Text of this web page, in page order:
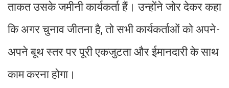
ताकत उसके जमीनी कार्यकर्ता हैं। उन्होंने जोर देकर कहा
कि अगर चुनाव जीतना है, तो सभी कार्यकर्ताओं को अपने-
अपने बूथ स्तर पर पूरी एकजुटता और ईमानदारी के साथ
काम करना होगा।